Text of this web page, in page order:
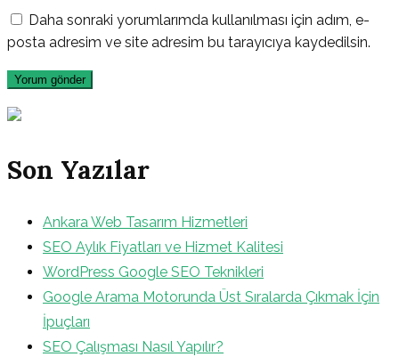
Daha sonraki yorumlarımda kullanılması için adım, e-
posta adresim ve site adresim bu tarayıcıya kaydedilsin.
Son Yazılar
Ankara Web Tasarım Hizmetleri
SEO Aylık Fiyatları ve Hizmet Kalitesi
WordPress Google SEO Teknikleri
Google Arama Motorunda Üst Sıralarda Çıkmak İçin
İpuçları
SEO Çalışması Nasıl Yapılır?